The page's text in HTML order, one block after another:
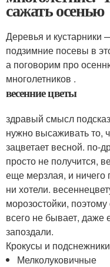
сажать осенью
Деревья и кустарники
подзимние посевы в
а поговорим про
многолетников .
весенние цветы
здравый смысл
нужно высаживать то,
зацветает весной. по-
просто не получится,
еще мерзлая, и
ни хотели.
морозостойки,
всего не бывает, даже
запоздали.
Крокусы и подснежники
Мелколуковичные